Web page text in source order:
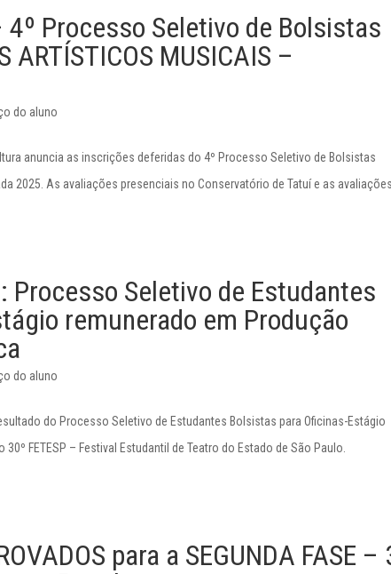
do rio pardo
sceic-sp
4º Processo Seletivo de Bolsistas
ARTÍSTICOS MUSICAIS –
do aluno
anuncia as inscrições deferidas do 4º Processo Seletivo de Bolsistas
2025. As avaliações presenciais no Conservatório de Tatuí e as
Processo Seletivo de Estudantes
remunerado em Produção
do aluno
do Processo Seletivo de Estudantes Bolsistas para Oficinas-Estágio
FETESP – Festival Estudantil de Teatro do Estado de São Paulo.
para a SEGUNDA FASE –